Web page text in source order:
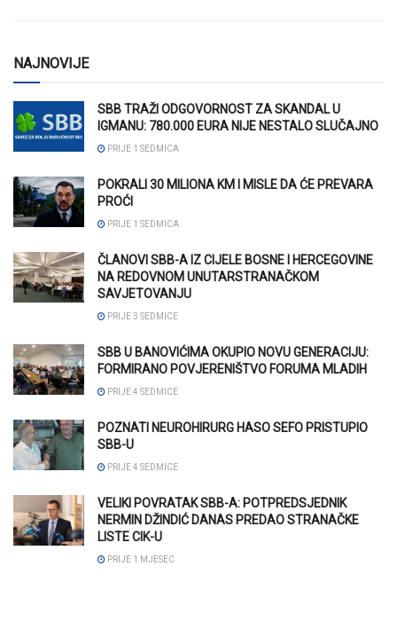
NAJNOVIJE
SBB TRAŽI ODGOVORNOST ZA SKANDAL U
IGMANU: 780.000 EURA NIJE NESTALO SLUČAJNO
PRIJE 1 SEDMICA
POKRALI 30 MILIONA KM I MISLE DA ĆE PREVARA
PROĆI
PRIJE 1 SEDMICA
ČLANOVI SBB-A IZ CIJELE BOSNE I HERCEGOVINE
NA REDOVNOM UNUTARSTRANAČKOM
SAVJETOVANJU
PRIJE 3 SEDMICE
SBB U BANOVIĆIMA OKUPIO NOVU GENERACIJU:
FORMIRANO POVJERENIŠTVO FORUMA MLADIH
PRIJE 4 SEDMICE
POZNATI NEUROHIRURG HASO SEFO PRISTUPIO
SBB-U
PRIJE 4 SEDMICE
VELIKI POVRATAK SBB-A: POTPREDSJEDNIK
NERMIN DŽINDIĆ DANAS PREDAO STRANAČKE
LISTE CIK-U
PRIJE 1 MJESEC